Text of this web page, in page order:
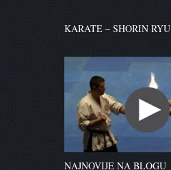
KARATE – SHORIN RYU
NAJNOVIJE NA BLOGU